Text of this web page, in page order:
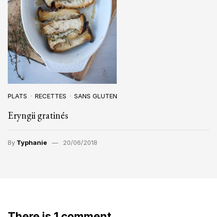
PLATS RECETTES SANS GLUTEN
Eryngii gratinés
By Typhanie 20/06/2018